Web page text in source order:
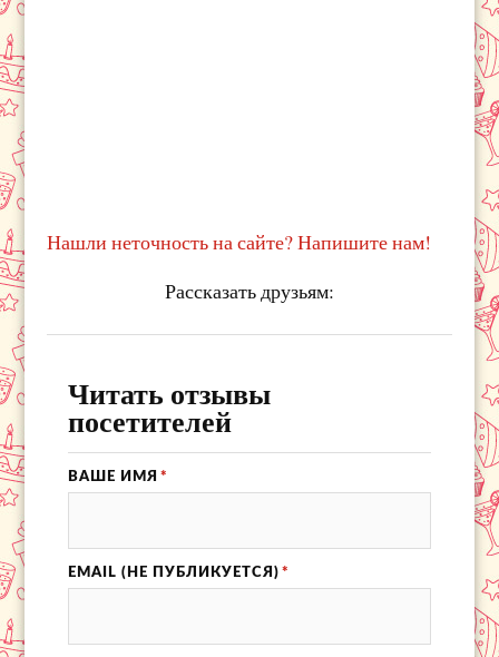
Нашли неточность на сайте? Напишите нам!
Рассказать друзьям:
Читать отзывы
посетителей
ВАШЕ ИМЯ *
EMAIL (НЕ ПУБЛИКУЕТСЯ) *